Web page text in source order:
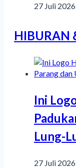
27 Juli 2026
HIBURAN
Ini
Lung-
27 Juli 2026